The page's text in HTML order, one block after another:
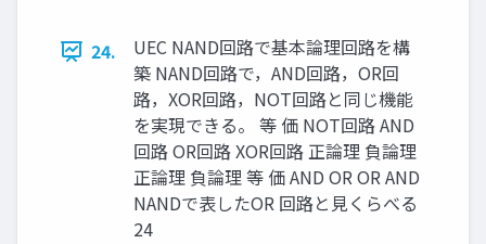
24.
UEC NAND回路で基本論理回路を構
築 NAND回路で，AND回路，OR回
路，XOR回路，NOT回路と同じ機能
を実現できる。 等 価 NOT回路 AND
回路 OR回路 XOR回路 正論理 負論理
正論理 負論理 等 価 AND OR OR AND
NANDで表したOR 回路と見くらべる
24